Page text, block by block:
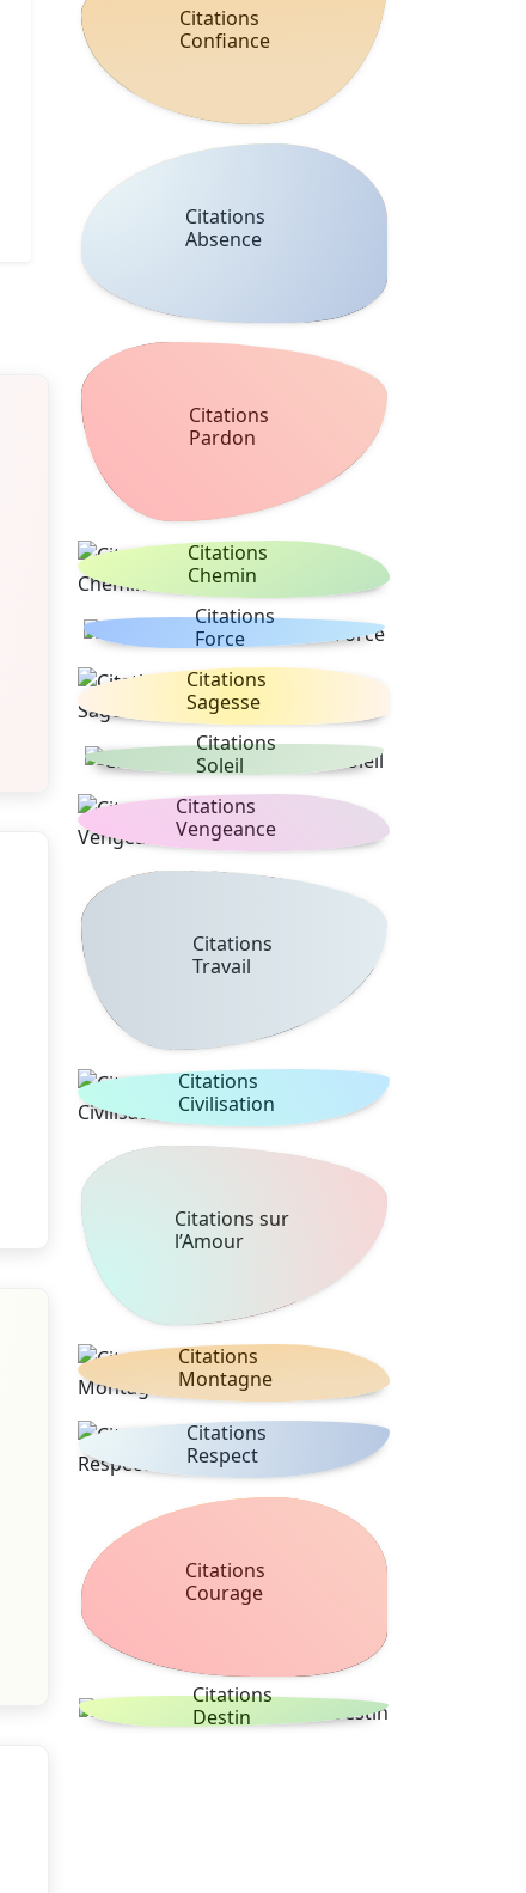
Citations
Confiance
Citations
Absence
Citations
Pardon
Citations
Chemin
Citations
Force
Citations
Sagesse
Citations
Soleil
Citations
Vengeance
Citations
Travail
Citations
Civilisation
Citations sur
l’Amour
Citations
Montagne
Citations
Respect
Citations
Courage
Citations
Destin